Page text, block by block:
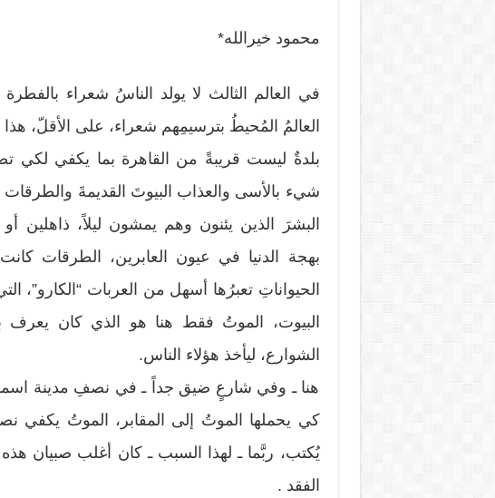
محمود خيرالله*
في العالم الثالث لا يولد الناسُ شعراء
العالمُ المُحيطُ بترسيمِهم شعراء، على الأقلّ،
بلدةٌ ليست قريبةً من القاهرة بما يكفي لكي
شيء بالأسى والعذاب البيوتَ القديمةَ والطرقات
البشرَ الذين يئنون وهم يمشون ليلاً، ذاهلين
بهجة الدنيا في عيون العابرين، الطرقات
الحيواناتِ تعبرُها أسهل من العربات “الكارو”،
البيوت، الموتُ فقط هنا هو الذي كان
الشوارع، ليأخذ هؤلاء الناس.
هنا ـ وفي شارعٍ ضيق جداً ـ في نصفِ مدينة
كي يحملها الموتُ إلى المقابر، الموتُ يكفي
يُكتب، ربَّما ـ لهذا السبب ـ كان أغلب صبيان هذه
الفقد .